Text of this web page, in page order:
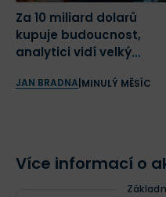
Za 10 miliard dolarů
kupuje budoucnost,
analytici vidí velký
Vertexu tato sázka?
JAN BRADNA MINULÝ MĚSÍC
Více informací o